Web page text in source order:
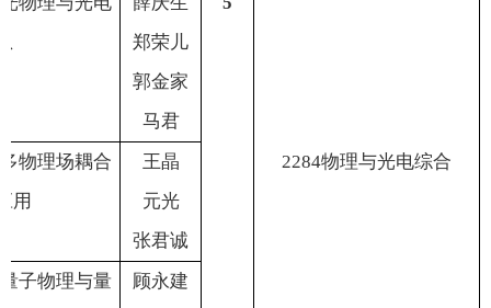
郑荣儿
郭金家
马君
2284物理与光电综合
多物理场耦合
用
王晶
元光
张君诚
量子物理与量
顾永建